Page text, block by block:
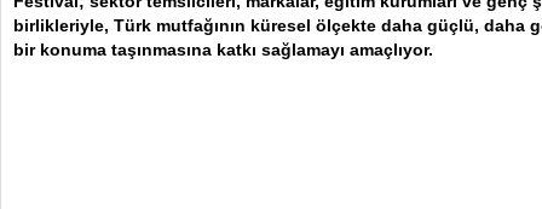
birlikleriyle, Türk mutfağının küresel ölçekte daha güçlü, daha
bir konuma taşınmasına katkı sağlamayı amaçlıyor.